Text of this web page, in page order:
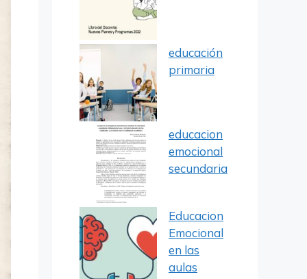
educación
primaria
educacion
emocional
secundaria
Educacion
Emocional
en las
aulas